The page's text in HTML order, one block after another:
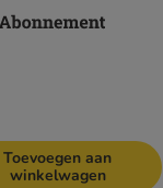
Toevoegen aan
winkelwagen